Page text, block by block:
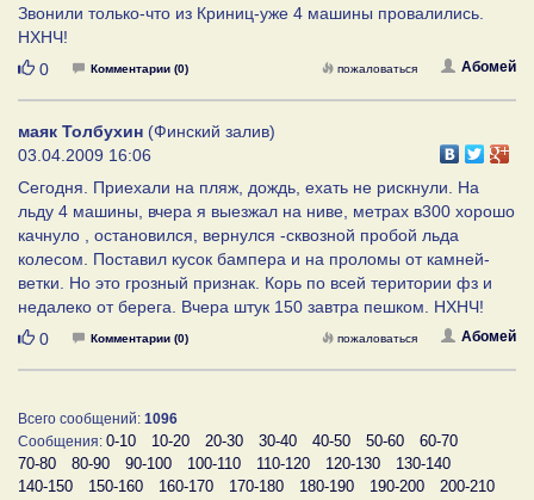
Звонили только-что из Криниц-уже 4 машины провалились.
НХНЧ!
Нравится
0 Комментарии (0) Абомей
пожаловаться
маяк Толбухин (Финский залив)
03.04.2009 16:06
Сегодня. Приехали на пляж, дождь, ехать не рискнули. На
льду 4 машины, вчера я выезжал на ниве, метрах в300 хорошо
качнуло , остановился, вернулся -сквозной пробой льда
колесом. Поставил кусок бампера и на проломы от камней-
ветки. Но это грозный признак. Корь по всей територии фз и
недалеко от берега. Вчера штук 150 завтра пешком. НХНЧ!
Нравится
0 Комментарии (0) Абомей
пожаловаться
Всего сообщений: 1096
Сообщения: 0-10 10-20 20-30 30-40 40-50 50-60
60-70
70-80
80-90 90-100 100-110 110-120 120-130
130-140
140-150
150-160 160-170 170-180 180-190 190-200
200-210